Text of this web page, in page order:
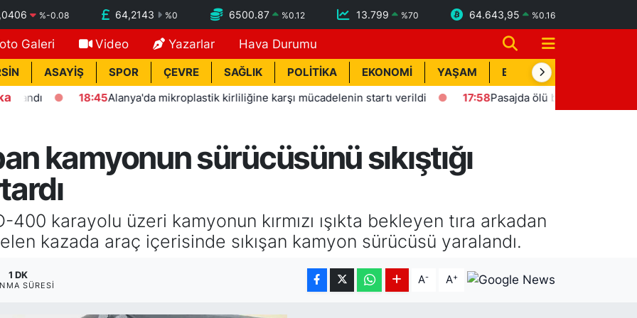
%-0.08 64,2143 %0 6500.87 %0.12 13.799 %70 64.643,95 %0.16
Galeri Video Yazarlar Hava Durumu
ASAYİŞ SPOR ÇEVRE SAĞLIK POLİTİKA EKONOMİ YAŞAM BİK İLAN
18:45 Alanya'da mikroplastik kirliliğine karşı mücadelenin startı verildi 17:58 Pasajda ölü bulunan Eyüp Can
kamyonun sürücüsünü sıkıştığı
karayolu üzeri kamyonun kırmızı ışıkta bekleyen tıra arkadan
kazada araç içerisinde sıkışan kamyon sürücüsü yaralandı.
1 DK
SÜRESI A- A+